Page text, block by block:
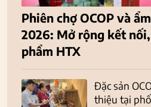
Phiên chợ OCOP và
2026: Mở rộng kết
phẩm HTX
Đặc sản
thiệu tại